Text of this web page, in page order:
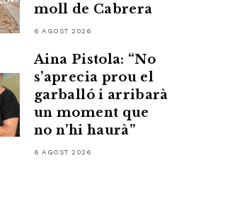
moll de Cabrera
6 AGOST 2026
Aina Pistola: “No
s’aprecia prou el
garballó i arribarà
un moment que
no n’hi haurà”
6 AGOST 2026